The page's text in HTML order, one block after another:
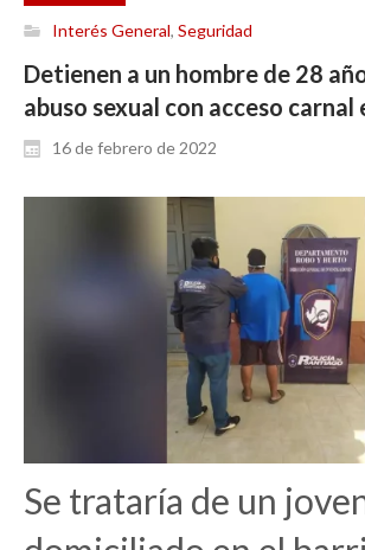
Interés General, Seguridad
Detienen a un hombre de 28
abuso sexual con acceso carnal
16 de febrero de 2022
Se trataría de un